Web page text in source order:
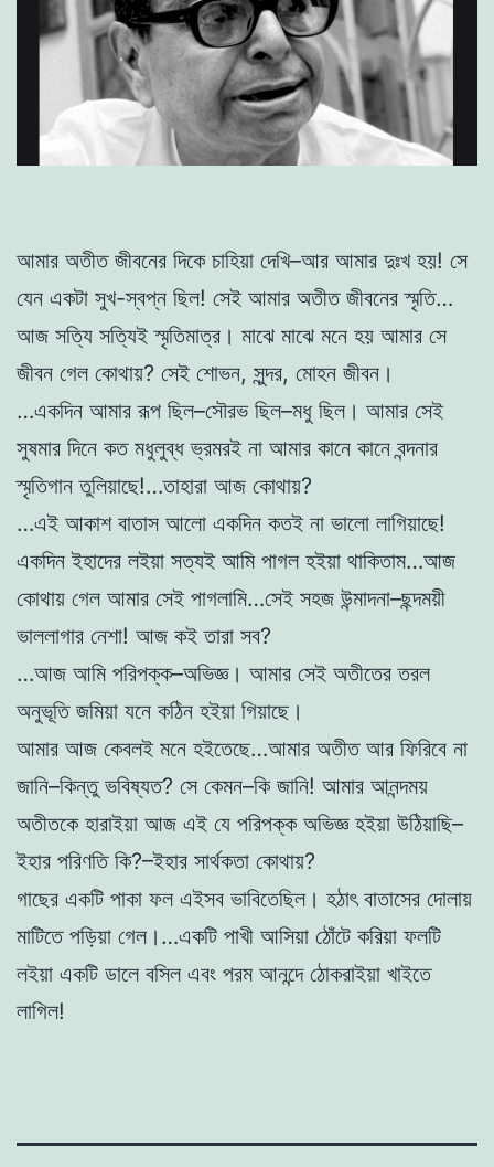
আমার অতীত জীবনের দিকে চাহিয়া দেখি–আর আমার দুঃখ হয়! সে
যেন একটা সুখ-স্বপ্ন ছিল! সেই আমার অতীত জীবনের স্মৃতি…
আজ সত্যি সত্যিই স্মৃতিমাত্র। মাঝে মাঝে মনে হয় আমার সে
জীবন গেল কোথায়? সেই শোভন, সুন্দর, মোহন জীবন।
…একদিন আমার রূপ ছিল–সৌরভ ছিল–মধু ছিল। আমার সেই
সুষমার দিনে কত মধুলুব্ধ ভ্রমরই না আমার কানে কানে বন্দনার
স্মৃতিগান তুলিয়াছে!…তাহারা আজ কোথায়?
…এই আকাশ বাতাস আলো একদিন কতই না ভালো লাগিয়াছে!
একদিন ইহাদের লইয়া সত্যই আমি পাগল হইয়া থাকিতাম…আজ
কোথায় গেল আমার সেই পাগলামি…সেই সহজ উন্মাদনা–ছন্দময়ী
ভাললাগার নেশা! আজ কই তারা সব?
…আজ আমি পরিপক্ক–অভিজ্ঞ। আমার সেই অতীতের তরল
অনুভূতি জমিয়া যনে কঠিন হইয়া গিয়াছে।
আমার আজ কেবলই মনে হইতেছে…আমার অতীত আর ফিরিবে না
জানি–কিন্তু ভবিষ্যত? সে কেমন–কি জানি! আমার আনন্দময়
অতীতকে হারাইয়া আজ এই যে পরিপক্ক অভিজ্ঞ হইয়া উঠিয়াছি–
ইহার পরিণতি কি?–ইহার সার্থকতা কোথায়?
গাছের একটি পাকা ফল এইসব ভাবিতেছিল। হঠাৎ বাতাসের দোলায়
মাটিতে পড়িয়া গেল।…একটি পাখী আসিয়া ঠোঁটে করিয়া ফলটি
লইয়া একটি ডালে বসিল এবং পরম আনন্দে ঠোকরাইয়া খাইতে
লাগিল!